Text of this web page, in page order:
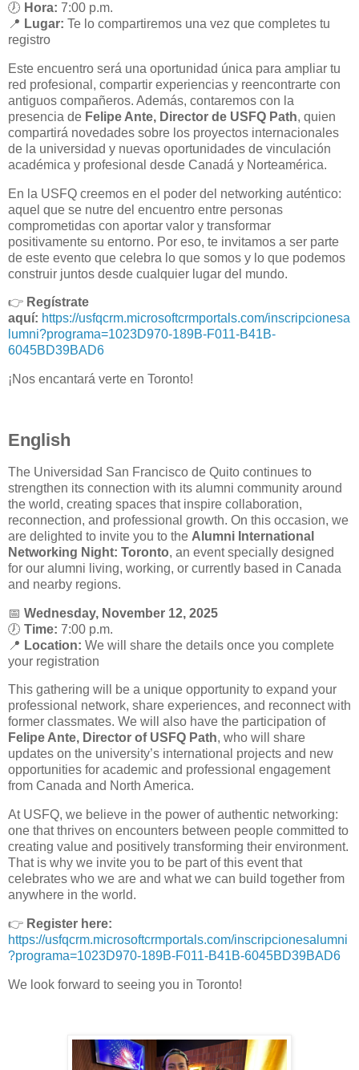
🕖 Hora: 7:00 p.m.
📍 Lugar: Te lo compartiremos una vez que completes tu
registro
Este encuentro será una oportunidad única para ampliar tu
red profesional, compartir experiencias y reencontrarte con
antiguos compañeros. Además, contaremos con la
presencia de Felipe Ante, Director de USFQ Path, quien
compartirá novedades sobre los proyectos internacionales
de la universidad y nuevas oportunidades de vinculación
académica y profesional desde Canadá y Norteamérica.
En la USFQ creemos en el poder del networking auténtico:
aquel que se nutre del encuentro entre personas
comprometidas con aportar valor y transformar
positivamente su entorno. Por eso, te invitamos a ser parte
de este evento que celebra lo que somos y lo que podemos
construir juntos desde cualquier lugar del mundo.
👉 Regístrate
aquí: https://usfqcrm.microsoftcrmportals.com/inscripcionesa
lumni?programa=1023D970-189B-F011-B41B-
6045BD39BAD6
¡Nos encantará verte en Toronto!
English
The Universidad San Francisco de Quito continues to
strengthen its connection with its alumni community around
the world, creating spaces that inspire collaboration,
reconnection, and professional growth. On this occasion, we
are delighted to invite you to the Alumni International
Networking Night: Toronto, an event specially designed
for our alumni living, working, or currently based in Canada
and nearby regions.
📅 Wednesday, November 12, 2025
🕖 Time: 7:00 p.m.
📍 Location: We will share the details once you complete
your registration
This gathering will be a unique opportunity to expand your
professional network, share experiences, and reconnect with
former classmates. We will also have the participation of
Felipe Ante, Director of USFQ Path, who will share
updates on the university’s international projects and new
opportunities for academic and professional engagement
from Canada and North America.
At USFQ, we believe in the power of authentic networking:
one that thrives on encounters between people committed to
creating value and positively transforming their environment.
That is why we invite you to be part of this event that
celebrates who we are and what we can build together from
anywhere in the world.
👉 Register here:
https://usfqcrm.microsoftcrmportals.com/inscripcionesalumni
?programa=1023D970-189B-F011-B41B-6045BD39BAD6
We look forward to seeing you in Toronto!